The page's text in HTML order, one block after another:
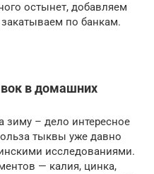
остынет, добавляем
по банкам.
в домашних
зиму – дело интересное
тыквы уже давно
исследованиями.
— калия, цинка,